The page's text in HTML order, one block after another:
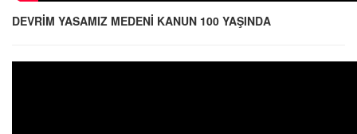
DEVRİM YASAMIZ MEDENİ KANUN 100 YAŞINDA